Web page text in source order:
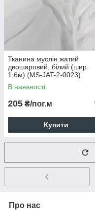
Тканина муслін жатий
двошаровий, білий (шир.
1,6м) (MS-JAT-2-0023)
В наявності
205 ₴/пог.м
Купити
Про нас